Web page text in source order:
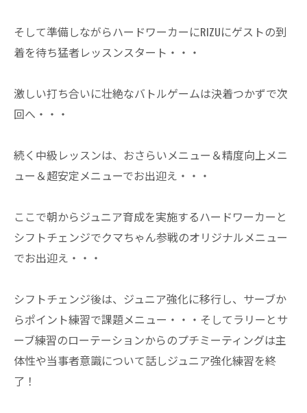
そして準備しながらハードワーカーにRIZUにゲストの到
着を待ち猛者レッスンスタート・・・
激しい打ち合いに壮絶なバトルゲームは決着つかずで次
回へ・・・
続く中級レッスンは、おさらいメニュー＆精度向上メニ
ュー＆超安定メニューでお出迎え・・・
ここで朝からジュニア育成を実施するハードワーカーと
シフトチェンジでクマちゃん参戦のオリジナルメニュー
でお出迎え・・・
シフトチェンジ後は、ジュニア強化に移行し、サーブか
らポイント練習で課題メニュー・・・そしてラリーとサ
ーブ練習のローテーションからのプチミーティングは主
体性や当事者意識について話しジュニア強化練習を終
了！